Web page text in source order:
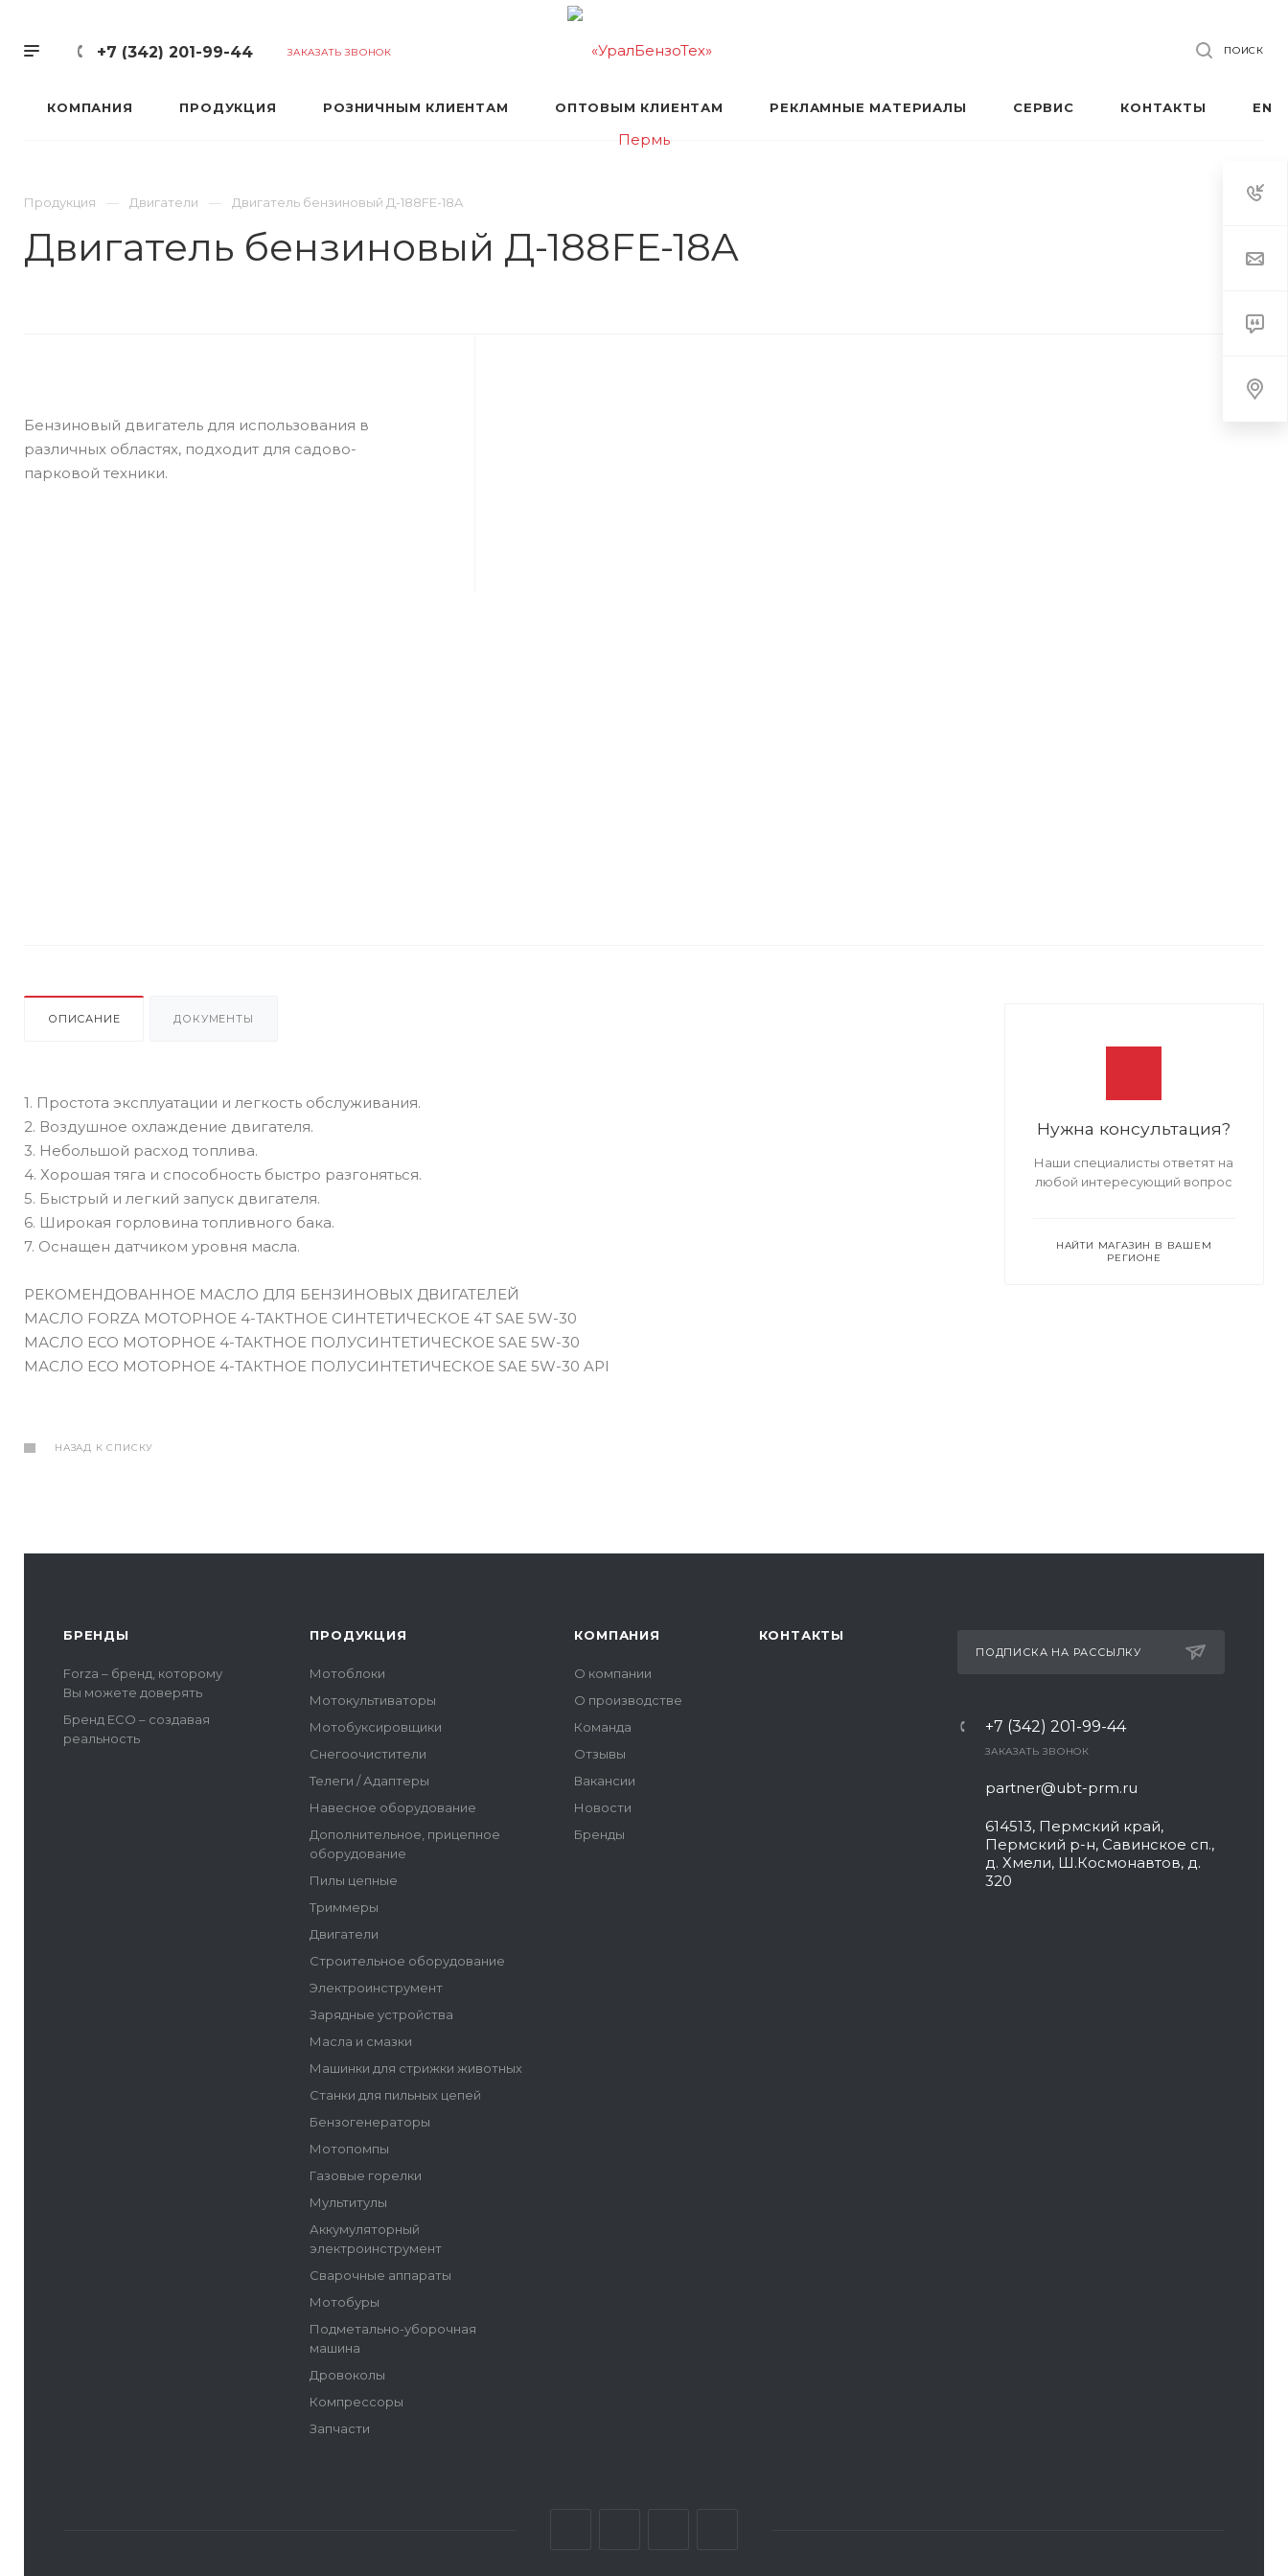
+7 (342) 201-99-44 ЗАКАЗАТЬ ЗВОНОК ПОИСК
КОМПАНИЯ ПРОДУКЦИЯ РОЗНИЧНЫМ КЛИЕНТАМ ОПТОВЫМ КЛИЕНТАМ РЕКЛАМНЫЕ МАТЕРИАЛЫ СЕРВИС КОНТАКТЫ EN
Продукция Двигатели Двигатель бензиновый Д-188FE-18A
Двигатель бензиновый Д-188FE-18A
Бензиновый двигатель для использования в
различных областях, подходит для садово-
парковой техники.
Нужна консультация?
Наши специалисты ответят на
любой интересующий вопрос
НАЙТИ МАГАЗИН В ВАШЕМ
РЕГИОНЕ
ОПИСАНИЕ ДОКУМЕНТЫ
1. Простота эксплуатации и легкость обслуживания.
2. Воздушное охлаждение двигателя.
3. Небольшой расход топлива.
4. Хорошая тяга и способность быстро разгоняться.
5. Быстрый и легкий запуск двигателя.
6. Широкая горловина топливного бака.
7. Оснащен датчиком уровня масла.
РЕКОМЕНДОВАННОЕ МАСЛО ДЛЯ БЕНЗИНОВЫХ ДВИГАТЕЛЕЙ
МАСЛО FORZA МОТОРНОЕ 4-ТАКТНОЕ СИНТЕТИЧЕСКОЕ 4T SAE 5W-30
МАСЛО EСО МОТОРНОЕ 4-ТАКТНОЕ ПОЛУСИНТЕТИЧЕСКОЕ SAE 5W-30
МАСЛО EСО МОТОРНОЕ 4-ТАКТНОЕ ПОЛУСИНТЕТИЧЕСКОЕ SAE 5W-30 API
НАЗАД К СПИСКУ
БРЕНДЫ
Forza – бренд, которому
Вы можете доверять
Бренд ECO – создавая
реальность
ПРОДУКЦИЯ
Мотоблоки
Мотокультиваторы
Мотобуксировщики
Снегоочистители
Телеги / Адаптеры
Навесное оборудование
Дополнительное, прицепное
оборудование
Пилы цепные
Триммеры
Двигатели
Строительное оборудование
Электроинструмент
Зарядные устройства
Масла и смазки
Машинки для стрижки животных
Станки для пильных цепей
Бензогенераторы
Мотопомпы
Газовые горелки
Мультитулы
Аккумуляторный
электроинструмент
Сварочные аппараты
Мотобуры
Подметально-уборочная
машина
Дровоколы
Компрессоры
Запчасти
КОМПАНИЯ
О компании
О производстве
Команда
Отзывы
Вакансии
Новости
Бренды
КОНТАКТЫ
ПОДПИСКА НА РАССЫЛКУ
+7 (342) 201-99-44
ЗАКАЗАТЬ ЗВОНОК
partner@ubt-prm.ru
614513, Пермский край,
Пермский р-н, Савинское сп.,
д. Хмели, Ш.Космонавтов, д.
320